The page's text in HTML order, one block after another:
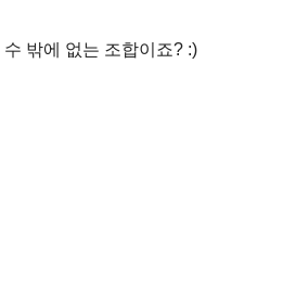
밖에 없는 조합이죠? :)